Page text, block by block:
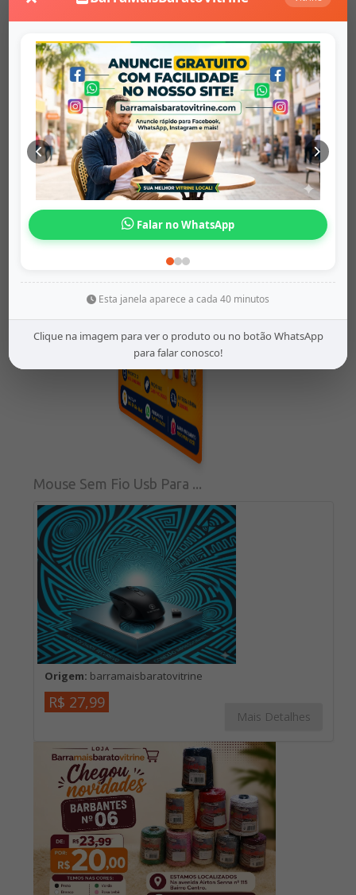
Falar no WhatsApp
Esta janela aparece a cada 40 minutos
Clique na imagem para ver o produto ou no botão WhatsApp
para falar conosco!
Fone de Ouvido sem fio ...
Origem:barramaisbaratovitrine
Mais Detalhes
Mouse Sem Fio Usb Para ...
Origem: barramaisbaratovitrine
R$ 27,99
Mais Detalhes